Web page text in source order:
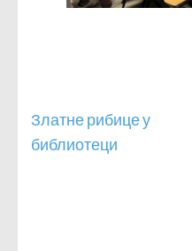
Кретање
чланка
Златне рибице у
библиотеци